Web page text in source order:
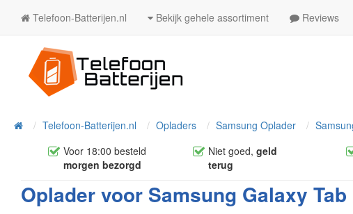
Telefoon-Batterijen.nl Bekijk gehele assortiment Reviews
HomeTelefoon-Batterijen.nl Opladers Samsung Oplader
Voor 18:00 besteld
morgen bezorgd
Niet goed,geld
terug
Oplader voor Samsung Galaxy